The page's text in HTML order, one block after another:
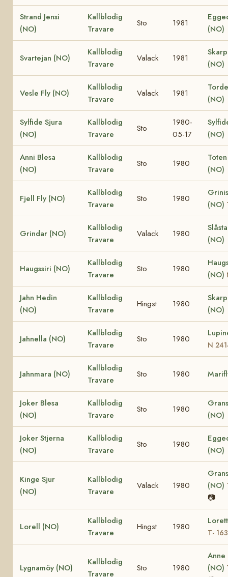
Strand Jensi
(NO)
Kallblodig
Travare
Sto 1981
(NO)
Svartejan (NO)
Kallblodig
Travare
Valack 1981
(NO)
Vesle Fly (NO)
Kallblodig
Travare
Valack 1981
(NO)
Sylfide Sjura
(NO)
Kallblodig
Travare
Sto
1980-
05-17
(NO)
Anni Blesa
(NO)
Kallblodig
Travare
Sto 1980
(NO)
Fjell Fly (NO)
Kallblodig
Travare
Sto 1980
(NO)
Grindar (NO)
Kallblodig
Travare
Valack 1980
(NO)
Haugssiri (NO)
Kallblodig
Travare
Sto 1980
(NO)
Jahn Hedin
(NO)
Kallblodig
Travare
Hingst 1980
(NO)
Jahnella (NO)
Kallblodig
Travare
Sto 1980
N
Jahnmara (NO)
Kallblodig
Travare
Sto 1980
Joker Blesa
(NO)
Kallblodig
Travare
Sto 1980
(NO)
Joker Stjerna
(NO)
Kallblodig
Travare
Sto 1980
(NO)
Kinge Sjur
(NO)
Kallblodig
Travare
Valack 1980
(NO)
📷
Lorell (NO)
Kallblodig
Travare
Hingst 1980
T-
Lygnamöy (NO)
Kallblodig
Travare
Sto 1980
Anne
(NO)